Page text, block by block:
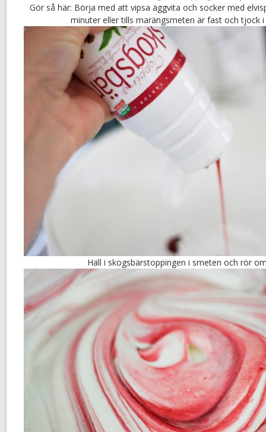
Gör så här: Börja med att vipsa äggvita och socker med
minuter eller tills marängsmeten är fast och tjock
Häll i skogsbärstoppingen i smeten och rör